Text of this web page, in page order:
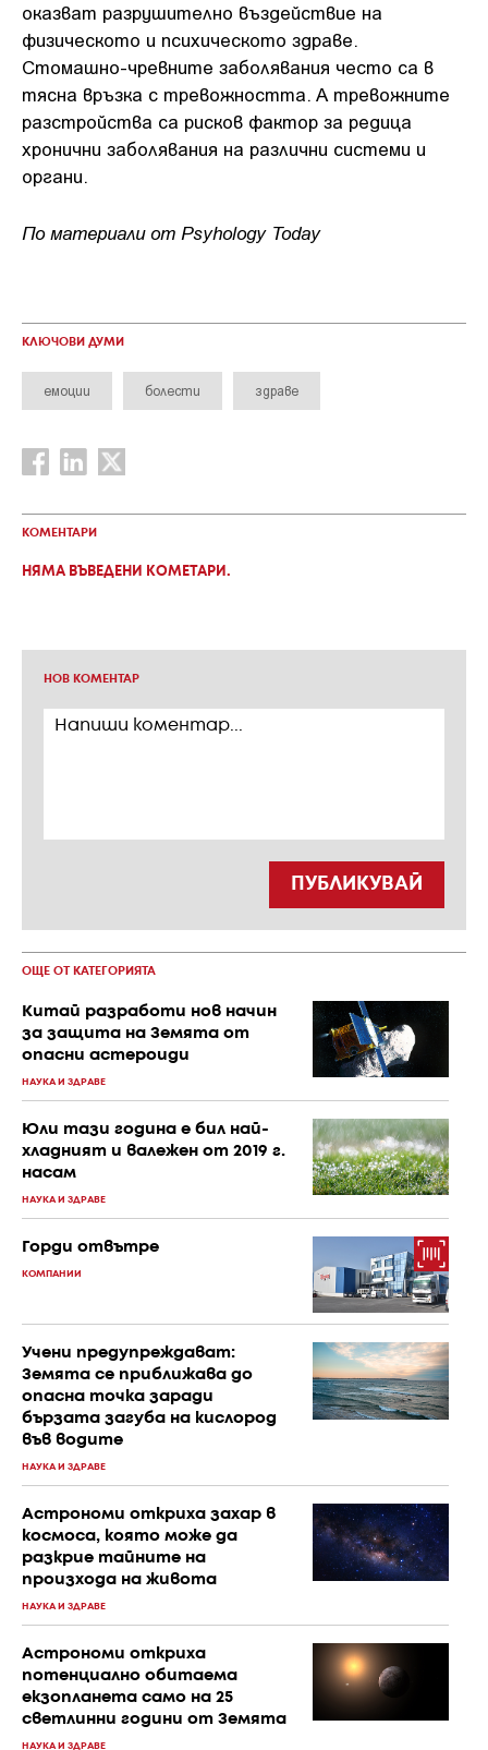
оказват разрушително въздействие на
физическото и психическото здраве.
Стомашно-чревните заболявания често са в
тясна връзка с тревожността. А тревожните
разстройства са рисков фактор за редица
хронични заболявания на различни системи и
органи.
По материали от Psyhology Today
КЛЮЧОВИ ДУМИ
емоции болести здраве
КОМЕНТАРИ
НЯМА ВЪВЕДЕНИ КОМЕТАРИ.
НОВ КОМЕНТАР
ПУБЛИКУВАЙ
ОЩЕ ОТ КАТЕГОРИЯТА
Китай разработи нов начин
за защита на Земята от
опасни астероиди
НАУКА И ЗДРАВЕ
Юли тази година е бил най-
хладният и валежен от 2019 г.
насам
НАУКА И ЗДРАВЕ
Горди отвътре
КОМПАНИИ
Учени предупреждават:
Земята се приближава до
опасна точка заради
бързата загуба на кислород
във водите
НАУКА И ЗДРАВЕ
Астрономи откриха захар в
космоса, която може да
разкрие тайните на
произхода на живота
НАУКА И ЗДРАВЕ
Астрономи откриха
потенциално обитаема
екзопланета само на 25
светлинни години от Земята
НАУКА И ЗДРАВЕ